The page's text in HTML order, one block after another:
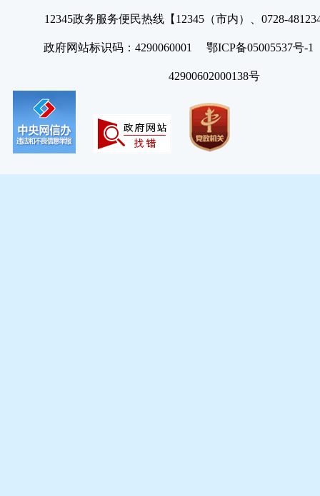
12345政务服务便民热线【12345（市内）、0728-
政府网站标识码：4290060001 鄂ICP备05005537号
42900602000138号